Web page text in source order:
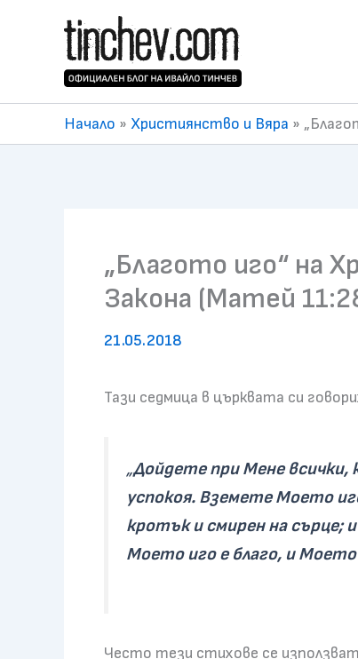
Начало » Християнство и Вяра »
„Благото иго“ на
Закона (Матей
21.05.2018
Тази седмица в църквата си
„Дойдете при Мене
успокоя. Вземете Моето
кротък и смирен на
Моето иго е благо, и Моето
Често тези стихове се